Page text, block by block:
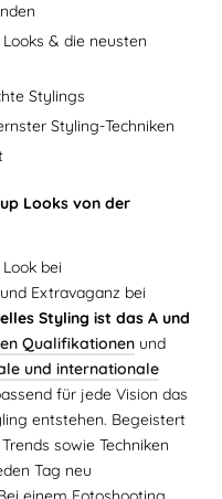
& die neusten
Stylings
Styling-Techniken
Looks von der
bei
Extravaganz bei
Styling ist das A und
Qualifikationen und
und internationale
für jede Vision das
entstehen. Begeistert
sowie Techniken
Tag neu